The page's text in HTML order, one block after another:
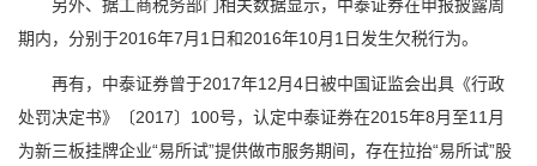
另外、据工商税务部门相关数据显示，中泰证券在申报披露周
期内，分别于2016年7月1日和2016年10月1日发生欠税行为。
再有，中泰证券曾于2017年12月4日被中国证监会出具《行政
处罚决定书》〔2017〕100号，认定中泰证券在2015年8月至11月
为新三板挂牌企业“易所试”提供做市服务期间，存在拉抬“易所试”股